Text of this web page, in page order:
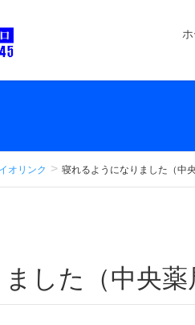
オリンク 寝れるようになりました（中
ました（中央